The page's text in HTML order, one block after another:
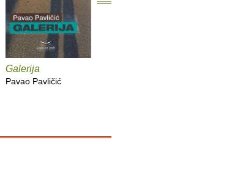
Galerija
Pavao Pavličić